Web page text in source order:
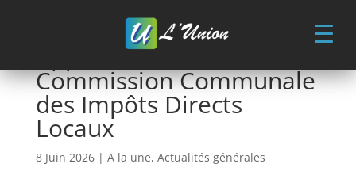
Appel à candidature :
Commission Communale
des Impôts Directs
Locaux
8 Juin 2026| A la une, Actualités générales